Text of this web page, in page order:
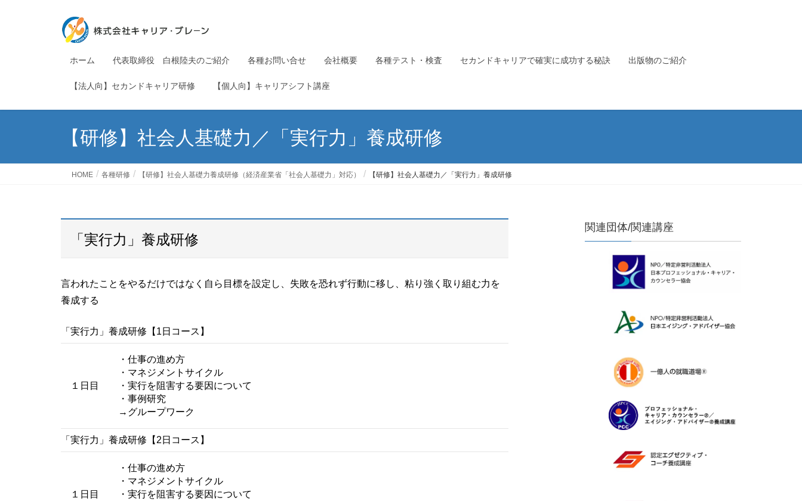
ホーム 代表取締役 白根陸夫のご紹介 各種お問い合せ 会社概要 各種テスト・検査 セカンドキャリアで確実に成功する秘訣 出版物のご紹介
【法人向】セカンドキャリア研修 【個人向】キャリアシフト講座
【研修】社会人基礎力／「実行力」養成研修
HOME 各種研修 【研修】社会人基礎力養成研修（経済産業省「社会人基礎力」対応） 【研修】社会人基礎力／「実行力」養成研修
「実行力」養成研修
言われたことをやるだけではなく自ら目標を設定し、失敗を恐れず行動に移し、粘り強く取り組む力を
養成する
「実行力」養成研修【1日コース】
１日目
・仕事の進め方
・マネジメントサイクル
・実行を阻害する要因について
・事例研究
→グループワーク
「実行力」養成研修【2日コース】
１日目
・仕事の進め方
・マネジメントサイクル
・実行を阻害する要因について
関連団体/関連講座